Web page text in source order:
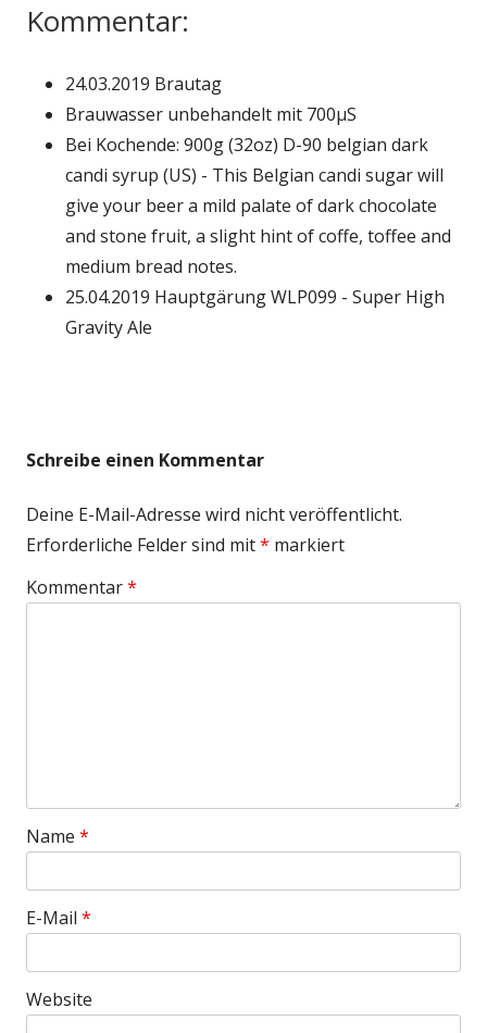
Kommentar:
24.03.2019 Brautag
Brauwasser unbehandelt mit 700µS
Bei Kochende: 900g (32oz) D-90 belgian dark
candi syrup (US) - This Belgian candi sugar will
give your beer a mild palate of dark chocolate
and stone fruit, a slight hint of coffe, toffee and
medium bread notes.
25.04.2019 Hauptgärung WLP099 - Super High
Gravity Ale
Schreibe einen Kommentar
Deine E-Mail-Adresse wird nicht veröffentlicht.
Erforderliche Felder sind mit* markiert
Kommentar*
Name *
E-Mail *
Website